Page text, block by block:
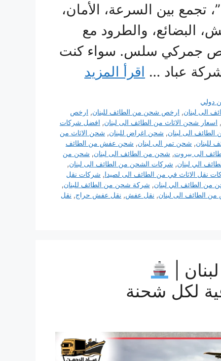
بين السرعة، الأمان،
البضائع، والطرود مع
جمركي سلس. سواء كنت
عباد … اقرأ المزيد
دولي
الى لبنان, ارخص شحن من الطائف للبنان, ارخص
, اسعار شحن الاثاث من الطائف الى لبنان, افضل شركات
الى لبنان, شحن اغراض للبنان, شحن الاثاث من
للبنان, شحن تمر الى لبنان, شحن عفش من الطائف
الى بيروت, شحن من الطائف الى لبنان, شحن من
الي لبنان, شركات الشحن من الطائف الى لبنان,
نقل الاثاث في من الطائف الى لصيدا, شركات نقل
الطائف الي لبنان, شركة شحن من الطائف للبنان,
الطائف الى لبنان, نقل عفش, نقل عفش حراج, نقل
|